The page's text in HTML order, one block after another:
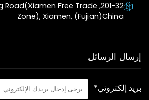
Road(Xiamen Free Trade
Zone), Xiamen, (Fujian)China
إرسال الرسائل
بريد إلكتروني*